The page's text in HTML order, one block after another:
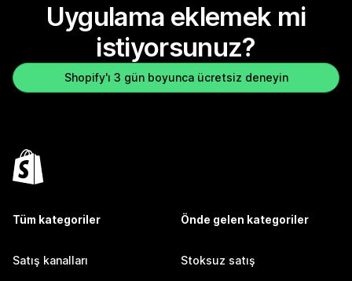
Uygulama eklemek mi
istiyorsunuz?
Shopify'ı 3 gün boyunca ücretsiz deneyin
Tüm kategoriler
Satış kanalları
Önde gelen kategoriler
Stoksuz satış